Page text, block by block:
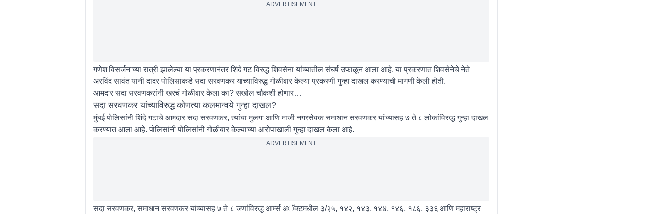
ADVERTISEMENT
गणेश विसर्जनाच्या रात्री झालेल्या या प्रकरणानंतर शिंदे गट विरुद्ध शिवसेना यांच्यातील संघर्ष उफाळून आला आहे. या प्रकरणात शिवसेनेचे नेते
अरविंद सावंत यांनी दादर पोलिसांकडे सदा सरवणकर यांच्याविरुद्ध गोळीबार केल्या प्रकरणी गुन्हा दाखल करण्याची मागणी केली होती.
आमदार सदा सरवणकरांनी खरचं गोळीबार केला का? सखोल चौकशी होणार…
सदा सरवणकर यांच्याविरुद्ध कोणत्या कलमान्वये गुन्हा दाखल?
मुंबई पोलिसांनी शिंदे गटाचे आमदार सदा सरवणकर, त्यांचा मुलगा आणि माजी नगरसेवक समाधान सरवणकर यांच्यासह ७ ते ८ लोकांविरुद्ध गुन्हा दाखल
करण्यात आला आहे. पोलिसांनी पोलिसांनी गोळीबार केल्याच्या आरोपाखाली गुन्हा दाखल केला आहे.
ADVERTISEMENT
सदा सरवणकर, समाधान सरवणकर यांच्यासह ७ ते ८ जणांविरुद्ध आर्म्स अॅक्टमधील ३/२५, १४२, १४३, १४४, १४६, १८६, ३३६ आणि महाराष्ट्र